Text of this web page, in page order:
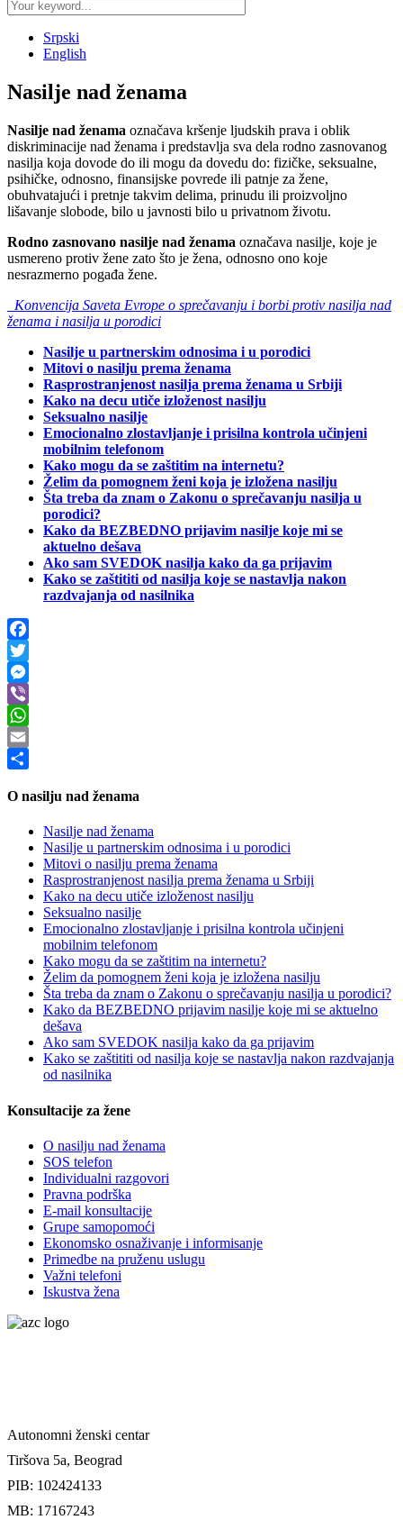
Srpski
English
Nasilje nad ženama
Nasilje nad ženama označava kršenje ljudskih prava i oblik
diskriminacije nad ženama i predstavlja sva dela rodno zasnovanog
nasilja koja dovode do ili mogu da dovedu do: fizičke, seksualne,
psihičke, odnosno, finansijske povrede ili patnje za žene,
obuhvatajući i pretnje takvim delima, prinudu ili proizvoljno
lišavanje slobode, bilo u javnosti bilo u privatnom životu.
Rodno zasnovano nasilje nad ženama označava nasilje, koje je
usmereno protiv žene zato što je žena, odnosno ono koje
nesrazmerno pogađa žene.
Konvencija Saveta Evrope o sprečavanju i borbi protiv nasilja nad
ženama i nasilja u porodici
Nasilje u partnerskim odnosima i u porodici
Mitovi o nasilju prema ženama
Rasprostranjenost nasilja prema ženama u Srbiji
Kako na decu utiče izloženost nasilju
Seksualno nasilje
Emocionalno zlostavljanje i prisilna kontrola učinjeni
mobilnim telefonom
Kako mogu da se zaštitim na internetu?
Želim da pomognem ženi koja je izložena nasilju
Šta treba da znam o Zakonu o sprečavanju nasilja u
porodici?
Kako da BEZBEDNO prijavim nasilje koje mi se
aktuelno dešava
Ako sam SVEDOK nasilja kako da ga prijavim
Kako se zaštititi od nasilja koje se nastavlja nakon
razdvajanja od nasilnika
Facebook
Twitter
Messenger
Viber
WhatsApp
Email
O nasilju nad ženama
Nasilje nad ženama
Nasilje u partnerskim odnosima i u porodici
Mitovi o nasilju prema ženama
Rasprostranjenost nasilja prema ženama u Srbiji
Kako na decu utiče izloženost nasilju
Seksualno nasilje
Emocionalno zlostavljanje i prisilna kontrola učinjeni
mobilnim telefonom
Kako mogu da se zaštitim na internetu?
Želim da pomognem ženi koja je izložena nasilju
Šta treba da znam o Zakonu o sprečavanju nasilja u porodici?
Kako da BEZBEDNO prijavim nasilje koje mi se aktuelno
dešava
Ako sam SVEDOK nasilja kako da ga prijavim
Kako se zaštititi od nasilja koje se nastavlja nakon razdvajanja
od nasilnika
Konsultacije za žene
O nasilju nad ženama
SOS telefon
Individualni razgovori
Pravna podrška
E-mail konsultacije
Grupe samopomoći
Ekonomsko osnaživanje i informisanje
Primedbe na pruženu uslugu
Važni telefoni
Iskustva žena
Autonomni ženski centar
Tiršova 5a, Beograd
PIB: 102424133
MB: 17167243